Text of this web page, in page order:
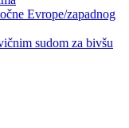
Evrope/zapadnog
sudom za bivšu